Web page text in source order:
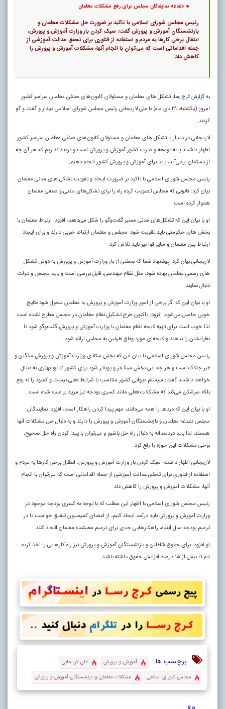
دغدغه نمایندگان مجلس برای رفع مشکلات معلمان
رئیس مجلس شورای اسلامی با تاکید بر ضرورت حل مشکلات معلمان و
بازنشستگان آموزش و پرورش گفت: سبک کردن بار وزارت آموزش و پرورش،
انتقال برخی کارها به مردم و استفاده از فناوری برای تحقق عدالت آموزشی از
جمله اقداماتی است که می‌توان با انجام آنها، مشکلات آموزش و پرورش را
کاهش داد.
به گزارش کرج رسا، تشکل‌ های معلمان و مسئولان کانون‌های صنفی معلمان سراسر کشور
امروز (یکشنبه، ۲۹ دی ماه) با علی لاریجانی رئیس مجلس شورای اسلامی دیدار و گفت‌ و گو
کردند.
لاریجانی در دیدار با تشکل‌ های معلمان و مسئولان کانون‌های صنفی معلمان سراسر کشور
اظهار داشت: پایه توسعه و قدرت کشور آموزش و پرورش است و تردید نداریم که هر آن چه
از دستمان برمی‌آید، باید برای آموزش و پرورش کشور انجام دهیم.
رئیس مجلس شورای اسلامی با تاکید بر ضرورت ایجاد و تقویت تشکل‌ های مدنی معلمان
بیان کرد: قانونی که مجلس تصویب کرده راه را برای تشکل‌های مدنی و صنفی معلمان
هموار کرده است.
او با بیان این که تشکل‌های مدنی مسیر گفت‌وگو را شکل می‌دهند، افزود: ارتباط معلمان با
بخش‌ های حکومتی باید تقویت شود. مجلس و معلمان ارتباط خوبی دارند و برای ایجاد
ارتباط بین معلمان و سایر قوا نیز باید تلاش کرد.
لاریجانی بیان کرد: پیشنهاد شما که بخشی از بار وزارت آموزش و پرورش به دوش تشکل‌
های رسمی معلمان نهاده شود، مثل نظام‌ مهندسی، قابل بررسی است و باید مجلس و دولت
دنبال نمایند.
او با بیان این که اگر برخی از امور وزارت آموزش و پرورش به معلمان محول شود نتایج
خوبی حاصل می‌شود، افزود: تاکنون طرح تشکیل نظام معلمان در مجلس مطرح نشده است.
لذا خوب است برای تهیه لایحه نظام معلمان با وزارت آموزش و پرورش گفت‌وگو شود تا
نظراتشان را بدهند و لایحه‌ای مورد وفاق طرفین به مجلس ارائه شود.
رئیس مجلس شورای اسلامی با بیان این که بخش ستادی وزارت آموزش و پرورش سنگین و
غیر چالاک است و هر چه این بخش سبک‌تر و پویاتر شود برای کشور نتایج بهتری به دنبال
خواهد داشت، گفت: سیستم دیوانی کشور متناسب با شرایط فعلی نیست و کمبود را نه رفع
بلکه سرشکن می‌کند که مشکلات فعلی مانند کسری بودجه نیز مزید بر علت شده است.
او با بیان این که دردها را همه می‌دانند، مهم پیدا کردن راهکار است، افزود: نمایندگان
مجلس دغدغه معلمان و بازنشستگان آموزش و پرورش را دارند و به دنبال حل مشکلات آنها
هستند، لذا باید دردمندانه به دنبال راه حل باشیم و می‌توان با پیدا کردن راه حل صحیح،
برخی مشکلات این حوزه را رفع کرد.
لاریجانی اظهار داشت: سبک کردن بار وزارت آموزش و پرورش، انتقال برخی کارها به مردم و
استفاده از فناوری برای تحقق عدالت آموزشی از جمله اقداماتی است که می‌توان با انجام
آنها، مشکلات آموزش و پرورش را کاهش داد.
رئیس مجلس شورای اسلامی با اظهار این مطلب که با توجه به کسری بودجه موجود در
وزارت آموزش و پرورش باید درآمد ایجاد کنیم، از اعضای کمیسیون تلفیق خواست تا در
ترمیم بودجه سال آینده، راهکارهایی جدی برای ترمیم معیشت معلمان اتخاذ کنند.
او افزود: برای حقوق شاغلین و بازنشستگان آموزش و پرورش نیز راه‌ کارهایی را اخذ کرده‌
ایم تا بیش از ۱۵ درصد افزایش حقوق داشته باشند.
برچسب ها: آموزش و پرورش
علی لاریجانی
مجلس شورای اسلامی
مشکلات معلمان و بازنشستگان آموزش و پرورش